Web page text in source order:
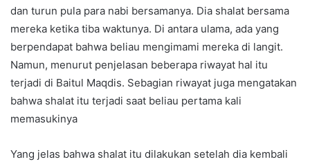
dan turun pula para nabi bersamanya. Dia shalat bersama
mereka ketika tiba waktunya. Di antara ulama, ada yang
berpendapat bahwa beliau mengimami mereka di langit.
Namun, menurut penjelasan beberapa riwayat hal itu
terjadi di Baitul Maqdis. Sebagian riwayat juga mengatakan
bahwa shalat itu terjadi saat beliau pertama kali
memasukinya
Yang jelas bahwa shalat itu dilakukan setelah dia kembali